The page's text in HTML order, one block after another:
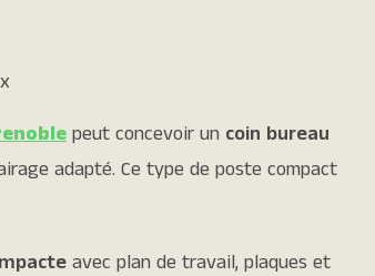
peut concevoir un coin bureau
adapté. Ce type de poste compact
avec plan de travail, plaques et